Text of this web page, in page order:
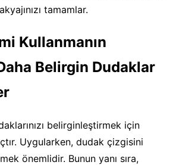
tamamlar.
Kullanmanın
Belirgin Dudaklar
belirginleştirmek için
Uygularken, dudak çizgisini
önemlidir. Bunun yanı sıra,